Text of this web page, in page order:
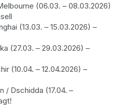
(06.03. – 08.03.2026)
(13.03. – 15.03.2026) –
(27.03. – 29.03.2026) –
(10.04. – 12.04.2026) –
/ Dschidda (17.04. –